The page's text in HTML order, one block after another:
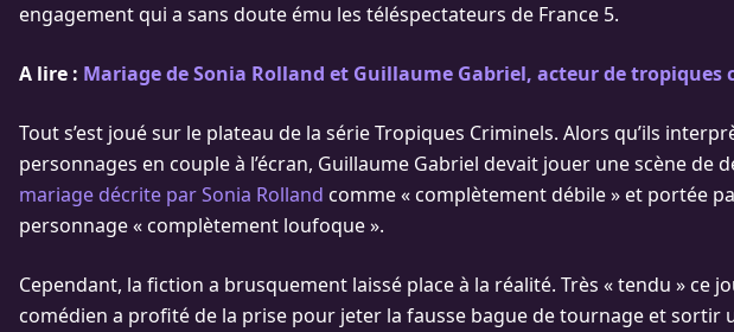
engagement qui a sans doute ému les téléspectateurs de France 5.
A lire : Mariage de Sonia Rolland et Guillaume Gabriel, acteur de tropiques
Tout s’est joué sur le plateau de la série Tropiques Criminels. Alors qu’ils
personnages en couple à l’écran, Guillaume Gabriel devait jouer une scène de
mariage décrite par Sonia Rolland comme « complètement débile » et portée
personnage « complètement loufoque ».
Cependant, la fiction a brusquement laissé place à la réalité. Très « tendu » ce
comédien a profité de la prise pour jeter la fausse bague de tournage et sortir